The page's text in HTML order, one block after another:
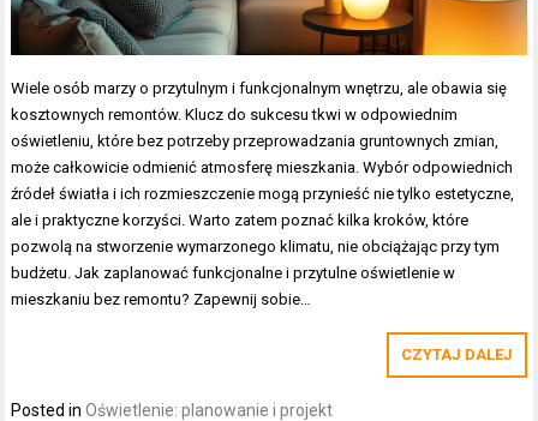
Wiele osób marzy o przytulnym i funkcjonalnym wnętrzu, ale obawia się
kosztownych remontów. Klucz do sukcesu tkwi w odpowiednim
oświetleniu, które bez potrzeby przeprowadzania gruntownych zmian,
może całkowicie odmienić atmosferę mieszkania. Wybór odpowiednich
źródeł światła i ich rozmieszczenie mogą przynieść nie tylko estetyczne,
ale i praktyczne korzyści. Warto zatem poznać kilka kroków, które
pozwolą na stworzenie wymarzonego klimatu, nie obciążając przy tym
budżetu. Jak zaplanować funkcjonalne i przytulne oświetlenie w
mieszkaniu bez remontu? Zapewnij sobie…
CZYTAJ DALEJ
Posted inOświetlenie: planowanie i projekt